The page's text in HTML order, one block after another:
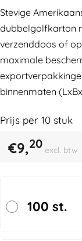
Stevige
dubbelgolfkarton
verzenddoos of
maximale
binnenmaten
Prijs per 10 stuk
€9,20 excl. btw
100 st.